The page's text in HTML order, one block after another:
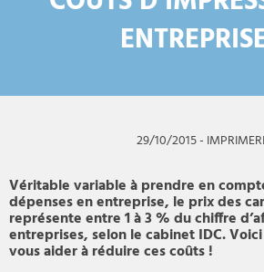
29/10/2015-
Véritable variable à prendre en
dépenses en entreprise, le prix des
représente entre 1 à 3 % du chiffre
entreprises, selon le cabinet IDC.
vous aider à réduire ces coûts !